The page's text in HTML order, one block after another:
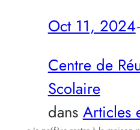
Oct 11, 2024
Centre de
Scolaire
dans Articles